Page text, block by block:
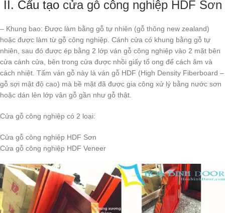
II. Cấu tạo cửa gỗ công nghiệp HDF Sơn
– Khung bao: Được làm bằng gỗ tự nhiên (gỗ thông new zealand)
hoặc được làm từ gỗ công nghiệp. Cánh cửa có khung bằng gỗ tự
nhiên, sau đó được ép bằng 2 lớp ván gỗ công nghiệp vào 2 mặt bên
cửa cánh cửa, bên trong cửa được nhồi giấy tổ ong để cách âm và
cách nhiệt. Tấm ván gỗ này là ván gỗ HDF (High Density Fiberboard –
gỗ sợi mật độ cao) mà bề mặt đã được gia công xử lý bằng nước sơn
hoặc dán lên lớp vân gỗ gần như gỗ thật.
Cửa gỗ công nghiệp có 2 loại:
Cửa gỗ công nghiệp HDF Sơn
Cửa gỗ công nghiệp HDF Veneer